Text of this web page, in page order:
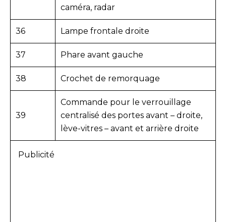
caméra, radar
36 Lampe frontale droite
37 Phare avant gauche
38 Crochet de remorquage
39
Commande pour le verrouillage
centralisé des portes avant – droite,
lève-vitres – avant et arrière droite
Publicité